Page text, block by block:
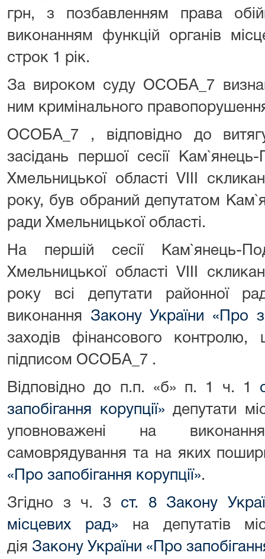
грн, з позбавленням права
виконанням функцій органів
строк 1 рік.
За вироком суду ОСОБА_7
ним кримінального
ОСОБА_7 , відповідно до
засідань першої сесії
Хмельницької області VIII
року, був обраний депутатом
ради Хмельницької області.
На першій сесії Кам`янець-
Хмельницької області VIII
року всі депутати районної
виконання Закону України «Про
заходів фінансового контролю,
підписом ОСОБА_7 .
Відповідно до п.п. «б» п. 1 ч. 1
запобігання корупції» депутати
уповноважені на
самоврядування та на яких
«Про запобігання корупції».
Згідно з ч. 3 ст. 8 Закону
місцевих рад» на депутатів
дія Закону України «Про